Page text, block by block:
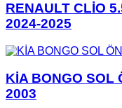
RENAULT CLİO
2024-2025
KİA BONGO SOL
2003